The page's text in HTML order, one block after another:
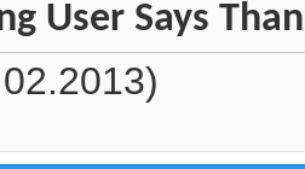
User Says